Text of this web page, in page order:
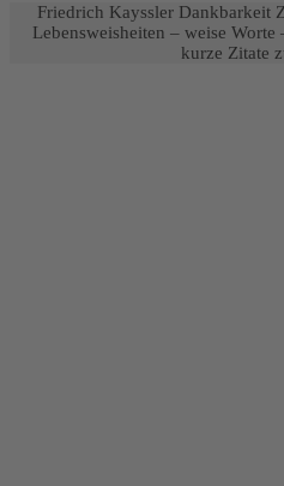
Friedrich Kayssler Dankbarkeit
Lebensweisheiten – weise
kurze Zitate